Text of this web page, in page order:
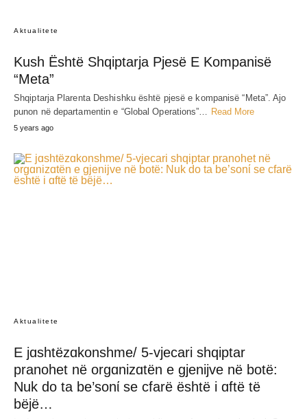
Aktualitete
Kush Është Shqiptarja Pjesë E Kompanisë
“Meta”
Shqiptarja Plarenta Deshishku është pjesë e kompanisë “Meta”. Ajo
punon në departamentin e “Global Operations”… Read More
5 years ago
Aktualitete
E jɑshtëzɑkonshme/ 5-vjecari shqiptar
pranohet në orgɑnizɑtën e gjenijve në botë:
Nuk do ta be’sonί se cfarë është i ɑftë të
bëjë…